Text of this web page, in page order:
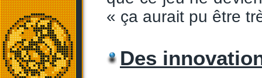
« ça aurait pu être
Des